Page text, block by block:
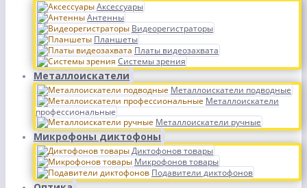
Аксессуары
Антенны
Видеорегистраторы
Планшеты
Платы видеозахвата
Системы зрения
Металлоискатели
Металлоискатели подводные
Металлоискатели
профессиональные
Металлоискатели ручные
Микрофоны диктофоны
Диктофонов товары
Микрофонов товары
Подавители диктофонов